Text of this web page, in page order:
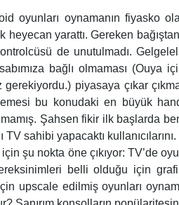
oyunları oynamanın fiyasko
heyecan yarattı. Gereken
de unutulmadı.
bağlı olmaması (Ouya
gerekiyordu.) piyasaya çıkar
bu konudaki en büyük
Şahsen fikir ilk başlarda
TV sahibi yapacaktı kullanıcılarını.
şu nokta öne çıkıyor: TV’de
belli olduğu için
upscale edilmiş oyunları